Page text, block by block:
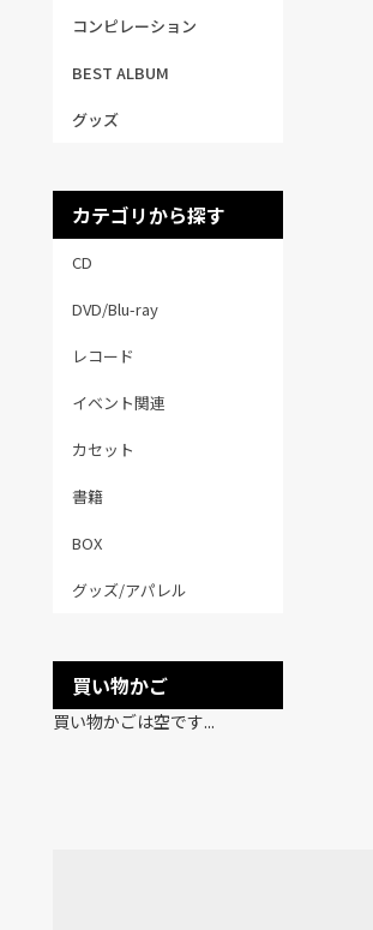
コンピレーション
BEST ALBUM
グッズ
カテゴリから探す
CD
DVD/Blu-ray
レコード
イベント関連
カセット
書籍
BOX
グッズ/アパレル
買い物かご
買い物かごは空です...